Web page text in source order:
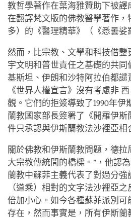
教哲學著作在葉海雅贊助下被
在翻譯梵文版的佛教醫學著作，
多）的《醫理精華》（《悉曇娑
然而，比宗教、文學和科技借鑒
宇文明和普世責任之基礎的共同
基斯坦、伊朗和沙特阿拉伯都譴
《世界人權宣言》沒有考慮非
觀。它們的拒簽導致了1990年伊
蘭教國家部長簽署了《開羅伊
件只承認與伊斯蘭教法沙裡亞相
關於佛教和伊斯蘭教問題，德拉
大宗教傳統間的橋樑。”，他認
蘭教中蘇菲主義代表了對過分強
（道乘）相對的文字法沙裡亞
倍加小心。如今各種蘇菲派別可
存在，然而事實是，所有伊斯蘭